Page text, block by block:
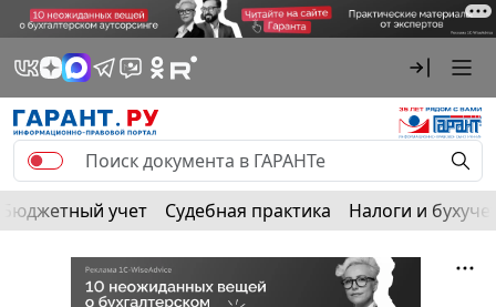
Бюджетный учет Судебная практика Налоги и